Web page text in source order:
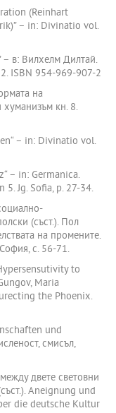
(Reinhart
– in: Divinatio vol.
– в: Вилхелм Дилтай.
ISBN 954-969-907-2
на
хуманизъм кн. 8.
– in: Divinatio vol.
– in: Germanica.
Jg. Sofia, p. 27-34.
(съст.). Пол
на промените.
с. 56-71.
to
Maria
the Phoenix.
und
смисъл,
двете световни
Aneignung und
die deutsche Kultur